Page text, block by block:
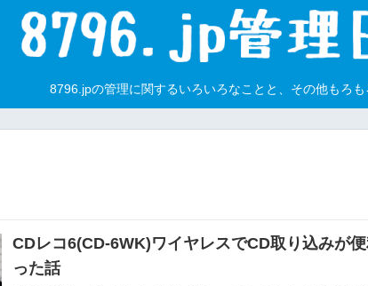
8796.jpの管理に関するいろいろなことと、その他もろも
CDレコ6(CD-6WK)ワイヤレスでCD取り込みが
った話